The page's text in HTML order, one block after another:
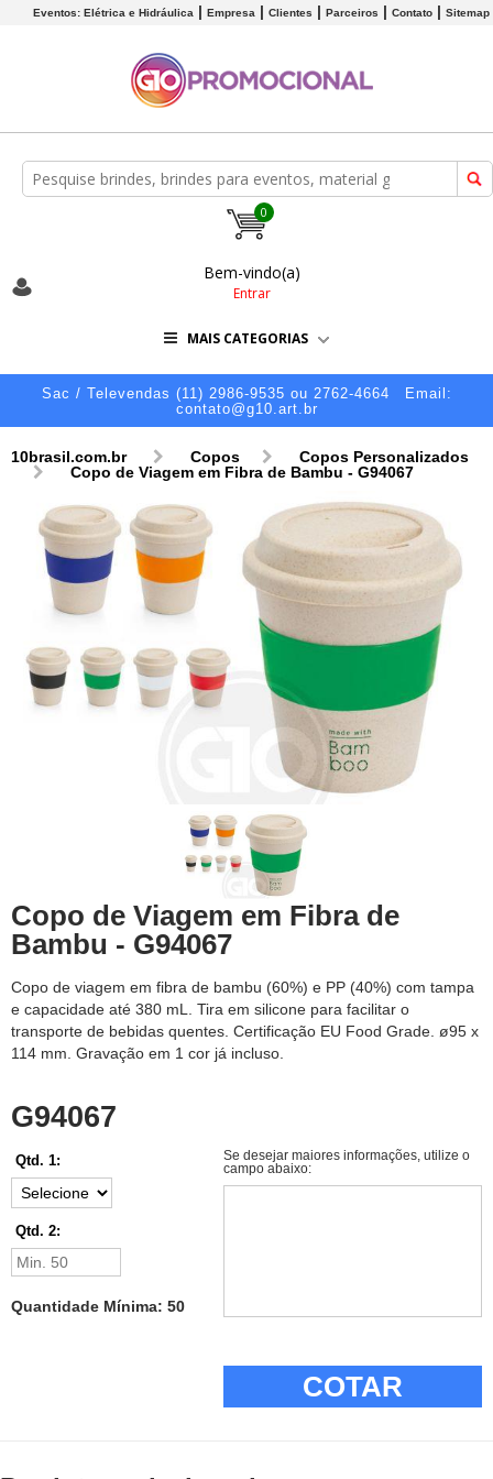
Eventos: Elétrica e Hidráulica Empresa Clientes Parceiros Contato Sitemap
0
Bem-vindo(a)
Entrar
MAIS CATEGORIAS
Sac / Televendas (11) 2986-9535 ou 2762-4664
Email:
contato@g10.art.br
10brasil.com.br Copos
Copos Personalizados
Copo de Viagem em Fibra de Bambu - G94067
Copo de Viagem em Fibra de
Bambu - G94067
Copo de viagem em fibra de bambu (60%) e PP (40%) com tampa
e capacidade até 380 mL. Tira em silicone para facilitar o
transporte de bebidas quentes. Certificação EU Food Grade. ø95 x
114 mm. Gravação em 1 cor já incluso.
G94067
Qtd. 1:
Qtd. 2:
Quantidade Mínima: 50
Se desejar maiores informações, utilize o
campo abaixo:
COTAR